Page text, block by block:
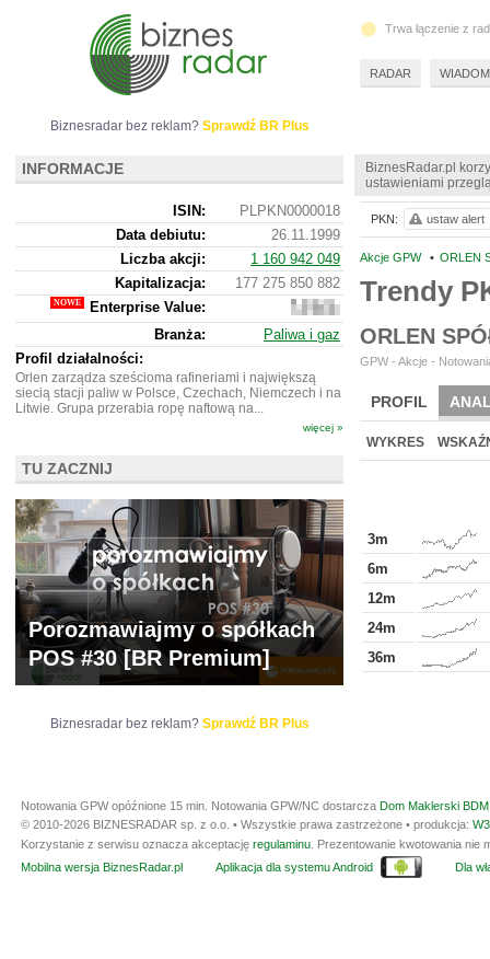
BiznesRadar.pl
ustawieniami
Akcje GPW • ORLEN
Trendy
ORLEN
GPW - Akcje -
PROFIL
WYCENA BR
WYKRES
3m
6m
12m
24m
36m
PKN: ustaw alert
Biznesradar bez reklam? Sprawdź BR Plus
INFORMACJE
ISIN:
PLPKN0000018
Data debiutu:
26.11.1999
Liczba akcji:
1 160 942 049
Kapitalizacja:
177 275 850 882
Enterprise Value:
926
850
Branża:
Paliwa i gaz
Profil działalności:
Orlen zarządza sześcioma rafineriami i największą
siecią stacji paliw w Polsce, Czechach, Niemczech i na
Litwie. Grupa przerabia ropę naftową na...
więcej »
TU ZACZNIJ
Porozmawiajmy o spółkach
POS #30 [BR Premium]
Biznesradar bez reklam? Sprawdź BR Plus
Trwa łączenie z
RADAR
Notowania GPW opóźnione 15 min. Notowania GPW/NC dostarcza Dom Maklerski
© 2010-2026 BIZNESRADAR sp. z o.o. • Wszystkie prawa zastrzeżone • produkcja:
Korzystanie z serwisu oznacza akceptację regulaminu . Prezentowanie kwotowania
Mobilna wersja BiznesRadar.pl
Aplikacja dla systemu Android Dla